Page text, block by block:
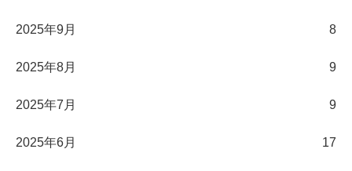
2025年9月 8
2025年8月 9
2025年7月 9
2025年6月 17